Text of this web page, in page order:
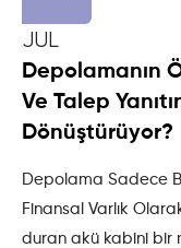
JUL
Depolamanın
Ve Talep
Dönüştürüyor?
Depolama Sadece
Finansal Varlık
duran akü kabini bir